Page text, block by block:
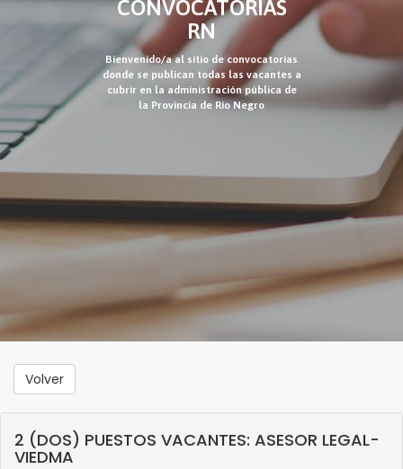
CONVOCATORIAS
RN
Bienvenido/a al sitio de convocatorias
donde se publican todas las vacantes a
cubrir en la administración pública de
la Provincia de Río Negro
Volver
2 (DOS) PUESTOS VACANTES: ASESOR LEGAL-
VIEDMA